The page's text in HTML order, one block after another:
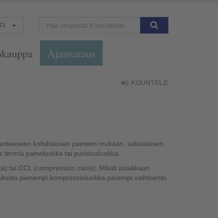
FI
Ajanvaraus
KUUNTELE
kohdistuvan paineen mukaan, saksalaisen
paineluokka tai puristusluokka.
tai CCL (compression class). Mikäli asiakkaan
pienempi kompressioluokka parempi vaihtoehto